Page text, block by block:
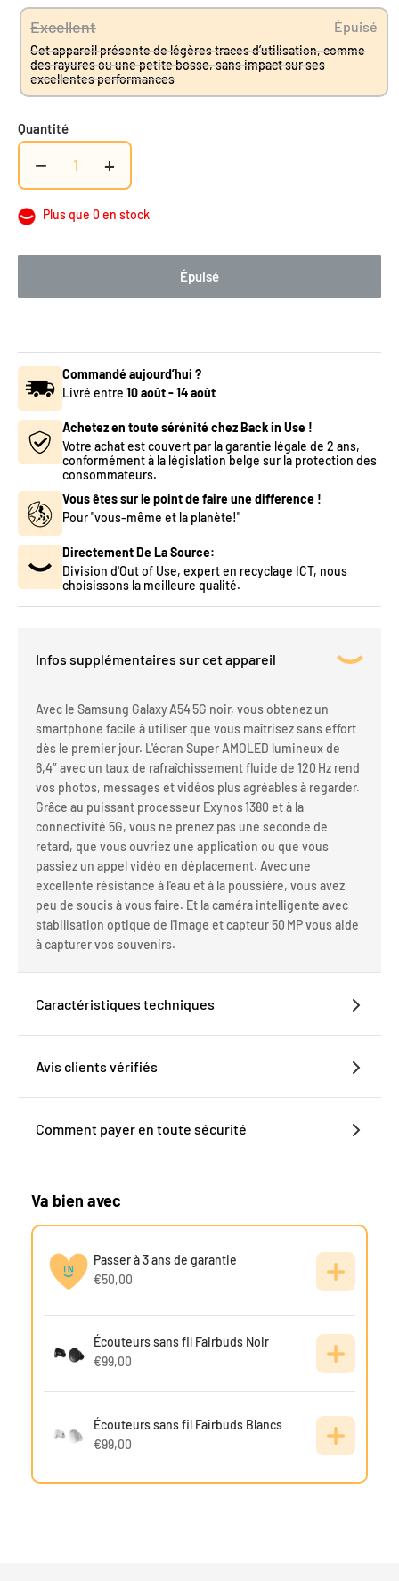
Excellent Épuisé
Cet appareil présente de légères traces d’utilisation, comme
des rayures ou une petite bosse, sans impact sur ses
excellentes performances
Quantité
− +
Plus que 0 en stock
Épuisé
Commandé aujourd’hui ?
Livré entre 10 août-14 août
Achetez en toute sérénité chez Back in Use !
Votre achat est couvert par la garantie légale de 2 ans,
conformément à la législation belge sur la protection des
consommateurs.
Vous êtes sur le point de faire une difference !
Pour "vous-même et la planète!"
Directement De La Source:
Division d'Out of Use, expert en recyclage ICT, nous
choisissons la meilleure qualité.
Infos supplémentaires sur cet appareil
Avec le Samsung Galaxy A54 5G noir, vous obtenez un
smartphone facile à utiliser que vous maîtrisez sans effort
dès le premier jour. L'écran Super AMOLED lumineux de
6,4″ avec un taux de rafraîchissement fluide de 120 Hz rend
vos photos, messages et vidéos plus agréables à regarder.
Grâce au puissant processeur Exynos 1380 et à la
connectivité 5G, vous ne prenez pas une seconde de
retard, que vous ouvriez une application ou que vous
passiez un appel vidéo en déplacement. Avec une
excellente résistance à l'eau et à la poussière, vous avez
peu de soucis à vous faire. Et la caméra intelligente avec
stabilisation optique de l'image et capteur 50 MP vous aide
à capturer vos souvenirs.
Caractéristiques techniques
Avis clients vérifiés
Comment payer en toute sécurité
Va bien avec
Passer à 3 ans de garantie
€50,00
Écouteurs sans fil Fairbuds Noir
€99,00
Écouteurs sans fil Fairbuds Blancs
€99,00